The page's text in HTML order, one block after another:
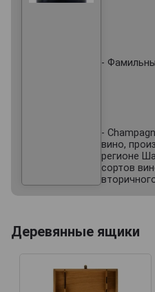
-
-
вино,
регионе
сортов
Деревянные ящики